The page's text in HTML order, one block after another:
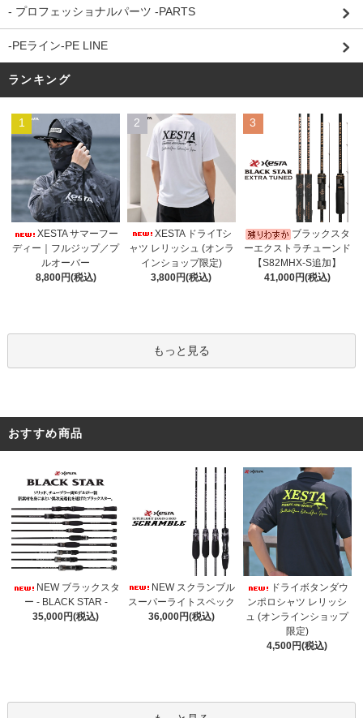
- プロフェッショナルパーツ -PARTS
-PEライン-PE LINE
ランキング
1
XESTA サマーフー
ディー｜フルジップ／プ
ルオーバー
8,800円(税込)
2
XESTA ドライTシ
ャツ レリッシュ (オンラ
インショップ限定)
3,800円(税込)
3
ブラックスタ
ーエクストラチューンド
【S82MHX-S追加】
41,000円(税込)
もっと見る
おすすめ商品
NEW ブラックスタ
ー - BLACK STAR -
35,000円(税込)
NEW スクランブル
スーパーライトスペック
36,000円(税込)
ドライボタンダウ
ンポロシャツ レリッシ
ュ (オンラインショップ
限定)
4,500円(税込)